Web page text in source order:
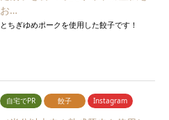
お…
とちぎゆめポークを使用した餃子です！
自宅でPR 餃子 Instagram